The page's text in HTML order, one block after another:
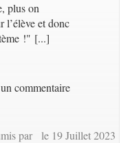
plus on
l’élève et donc
!" [...]
commentaire
par le 19 Juillet 2023